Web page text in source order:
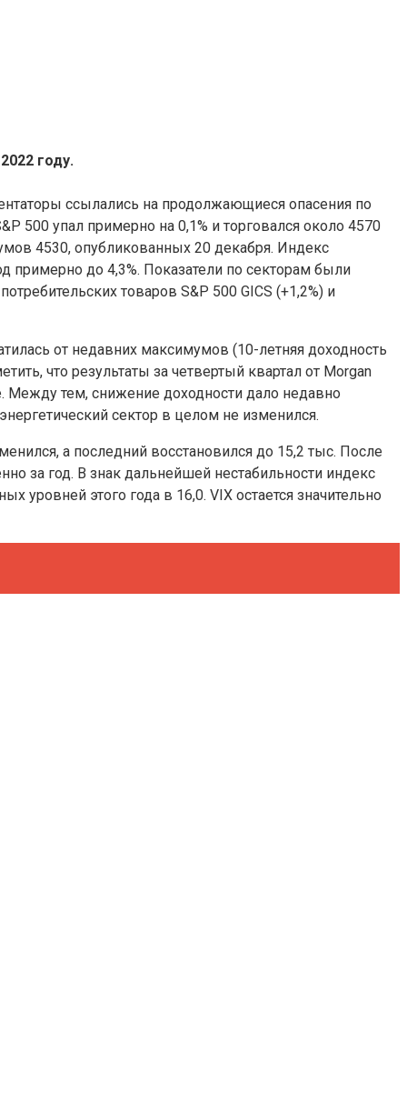
году.
ссылались на продолжающиеся опасения по
500 упал примерно на 0,1% и торговался около 4570
4530, опубликованных 20 декабря. Индекс
примерно до 4,3%. Показатели по секторам были
товаров S&P 500 GICS (+1,2%) и
от недавних максимумов (10-летняя доходность
что результаты за четвертый квартал от Morgan
Между тем, снижение доходности дало недавно
сектор в целом не изменился.
а последний восстановился до 15,2 тыс. После
за год. В знак дальнейшей нестабильности индекс
уровней этого года в 16,0. VIX остается значительно